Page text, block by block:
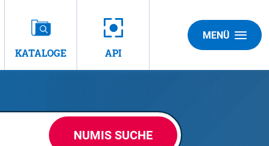
KATALOGE API
MENÜ
NUMIS SUCHE